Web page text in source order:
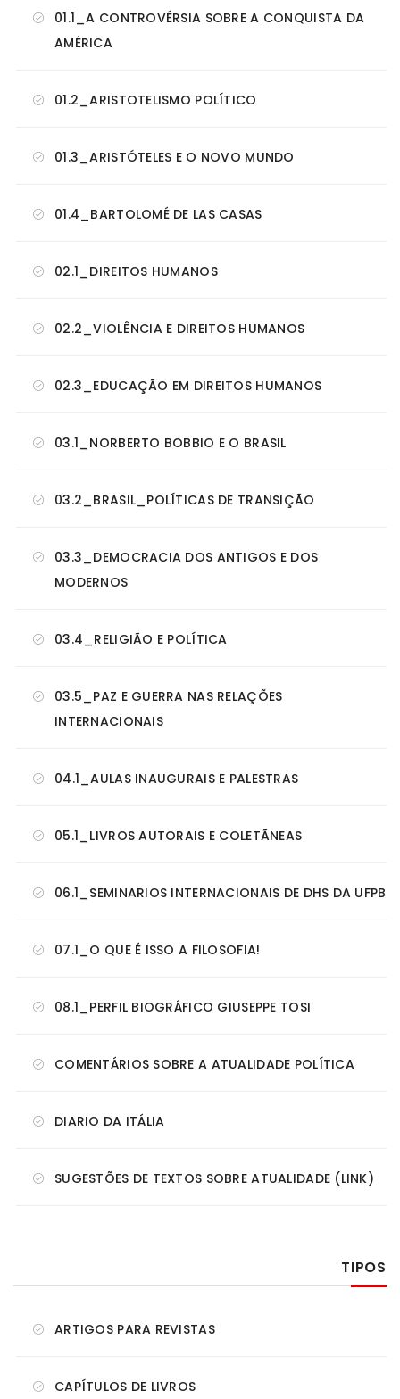
01.1_A CONTROVÉRSIA SOBRE A CONQUISTA DA
AMÉRICA
01.2_ARISTOTELISMO POLÍTICO
01.3_ARISTÓTELES E O NOVO MUNDO
01.4_BARTOLOMÉ DE LAS CASAS
02.1_DIREITOS HUMANOS
02.2_VIOLÊNCIA E DIREITOS HUMANOS
02.3_EDUCAÇÃO EM DIREITOS HUMANOS
03.1_NORBERTO BOBBIO E O BRASIL
03.2_BRASIL_POLÍTICAS DE TRANSIÇÃO
03.3_DEMOCRACIA DOS ANTIGOS E DOS
MODERNOS
03.4_RELIGIÃO E POLÍTICA
03.5_PAZ E GUERRA NAS RELAÇÕES
INTERNACIONAIS
04.1_AULAS INAUGURAIS E PALESTRAS
05.1_LIVROS AUTORAIS E COLETÃNEAS
06.1_SEMINARIOS INTERNACIONAIS DE DHS DA UFPB
07.1_O QUE É ISSO A FILOSOFIA!
08.1_PERFIL BIOGRÁFICO GIUSEPPE TOSI
COMENTÁRIOS SOBRE A ATUALIDADE POLÍTICA
DIARIO DA ITÁLIA
SUGESTÕES DE TEXTOS SOBRE ATUALIDADE (LINK)
TIPOS
ARTIGOS PARA REVISTAS
CAPÍTULOS DE LIVROS